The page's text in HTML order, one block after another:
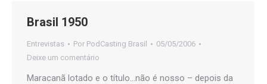
Brasil 1950
Entrevistas Por PodCasting Brasil
05/05/2006
Deixe um comentário
Maracanã lotado e o título…não é nosso – depois da